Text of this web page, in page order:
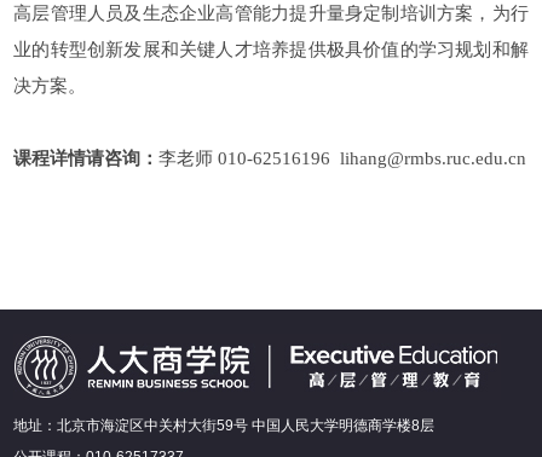
高层管理人员及生态企业高管能力提升量身定制培训方案，为行
业的转型创新发展和关键人才培养提供极具价值的学习规划和解
决方案。
课程详情请咨询：李老师 010-62516196 lihang@rmbs.ruc.edu.cn
地址：北京市海淀区中关村大街59号 中国人民大学明德商学楼8层